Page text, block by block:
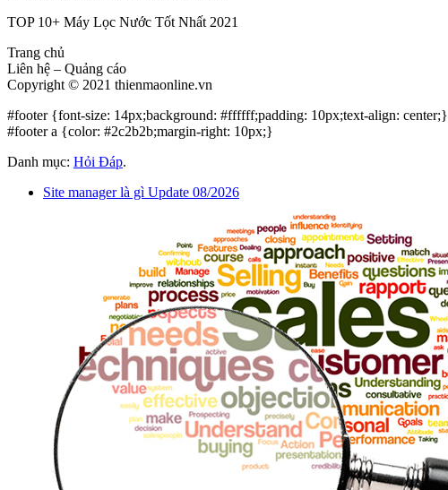
TOP 10+ Máy Lọc Nước Tốt Nhất 2021
Trang chủ
Liên hệ – Quảng cáo
Copyright © 2021 thienmaonline.vn
#footer {font-size: 14px;background: #ffffff;padding: 10px;text-align: center;}
#footer a {color: #2c2b2b;margin-right: 10px;}
Danh mục: Hỏi Đáp.
Site manager là gì Update 08/2026